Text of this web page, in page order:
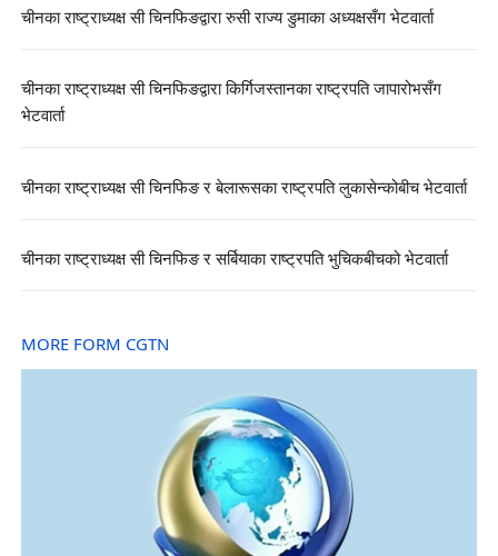
चीनका राष्ट्राध्यक्ष सी चिनफिङद्वारा रुसी राज्य डुमाका अध्यक्षसँग भेटवार्ता
चीनका राष्ट्राध्यक्ष सी चिनफिङद्वारा किर्गिजस्तानका राष्ट्रपति जापारोभसँग
भेटवार्ता
चीनका राष्ट्राध्यक्ष सी चिनफिङ र बेलारूसका राष्ट्रपति लुकासेन्कोबीच भेटवार्ता
चीनका राष्ट्राध्यक्ष सी चिनफिङ र सर्बियाका राष्ट्रपति भुचिकबीचको भेटवार्ता
MORE FORM CGTN